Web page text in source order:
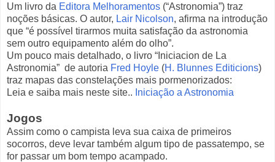
Um livro da Editora Melhoramentos (“Astronomia”) traz
noções básicas. O autor, Lair Nicolson, afirma na introdução
que “é possível tirarmos muita satisfação da astronomia
sem outro equipamento além do olho”.
Um pouco mais detalhado, o livro “Iniciacion de La
Astronomia” de autoria Fred Hoyle (H. Blunnes Editicions)
traz mapas das constelações mais pormenorizados:
Leia e saiba mais neste site.. Iniciação a Astronomia
Jogos
Assim como o campista leva sua caixa de primeiros
socorros, deve levar também algum tipo de passatempo, se
for passar um bom tempo acampado.